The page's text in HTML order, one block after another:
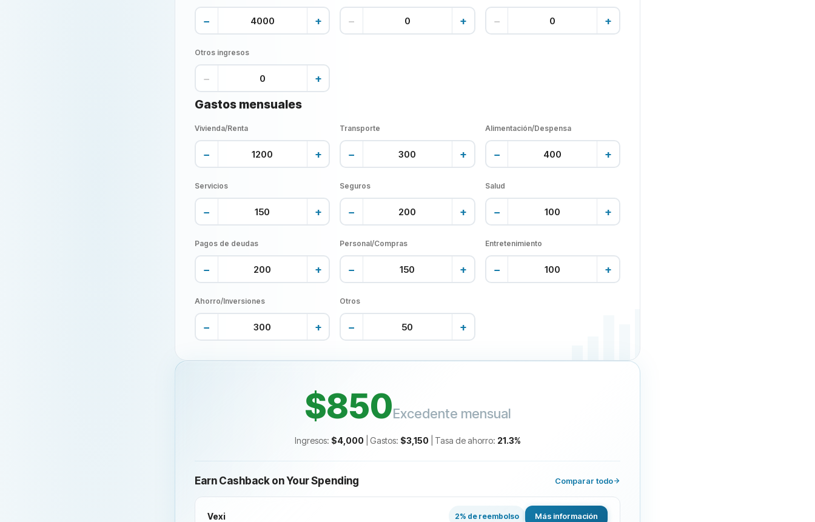
− + − + − +
Otros ingresos
− +
Gastos mensuales
Vivienda/Renta
− +
Transporte
− +
Alimentación/Despensa
− +
Servicios
− +
Seguros
− +
Salud
− +
Pagos de deudas
− +
Personal/Compras
− +
Entretenimiento
− +
Ahorro/Inversiones
− +
Otros
− +
$850Excedente mensual
Ingresos: $4,000| Gastos: $3,150| Tasa de ahorro: 21.3%
Earn Cashback on Your Spending Comparar todo
Vexi 2% de reembolso Más información